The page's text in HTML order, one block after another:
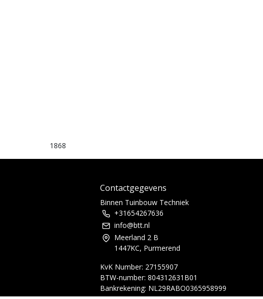
1868
Contactgegevens
Binnen Tuinbouw Techniek
+31654267636
info@btt.nl
Meerland 2 B
1447KC, Purmerend
KvK Number: 27155907
BTW-number: 804312631B01
Bankrekening: NL29RABO0365958999